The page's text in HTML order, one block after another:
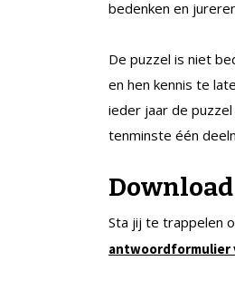
bedenken en
De puzzel is niet
en hen kennis te
ieder jaar de
tenminste één
Sta jij te trappelen
antwoordformulier